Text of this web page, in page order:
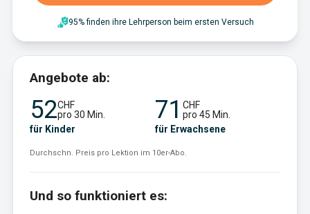
95% finden ihre Lehrperson beim ersten Versuch
Angebote ab:
52CHF
pro 30 Min.
für Kinder
71 CHF
pro 45 Min.
für Erwachsene
Durchschn. Preis pro Lektion im 10er-Abo.
Und so funktioniert es: